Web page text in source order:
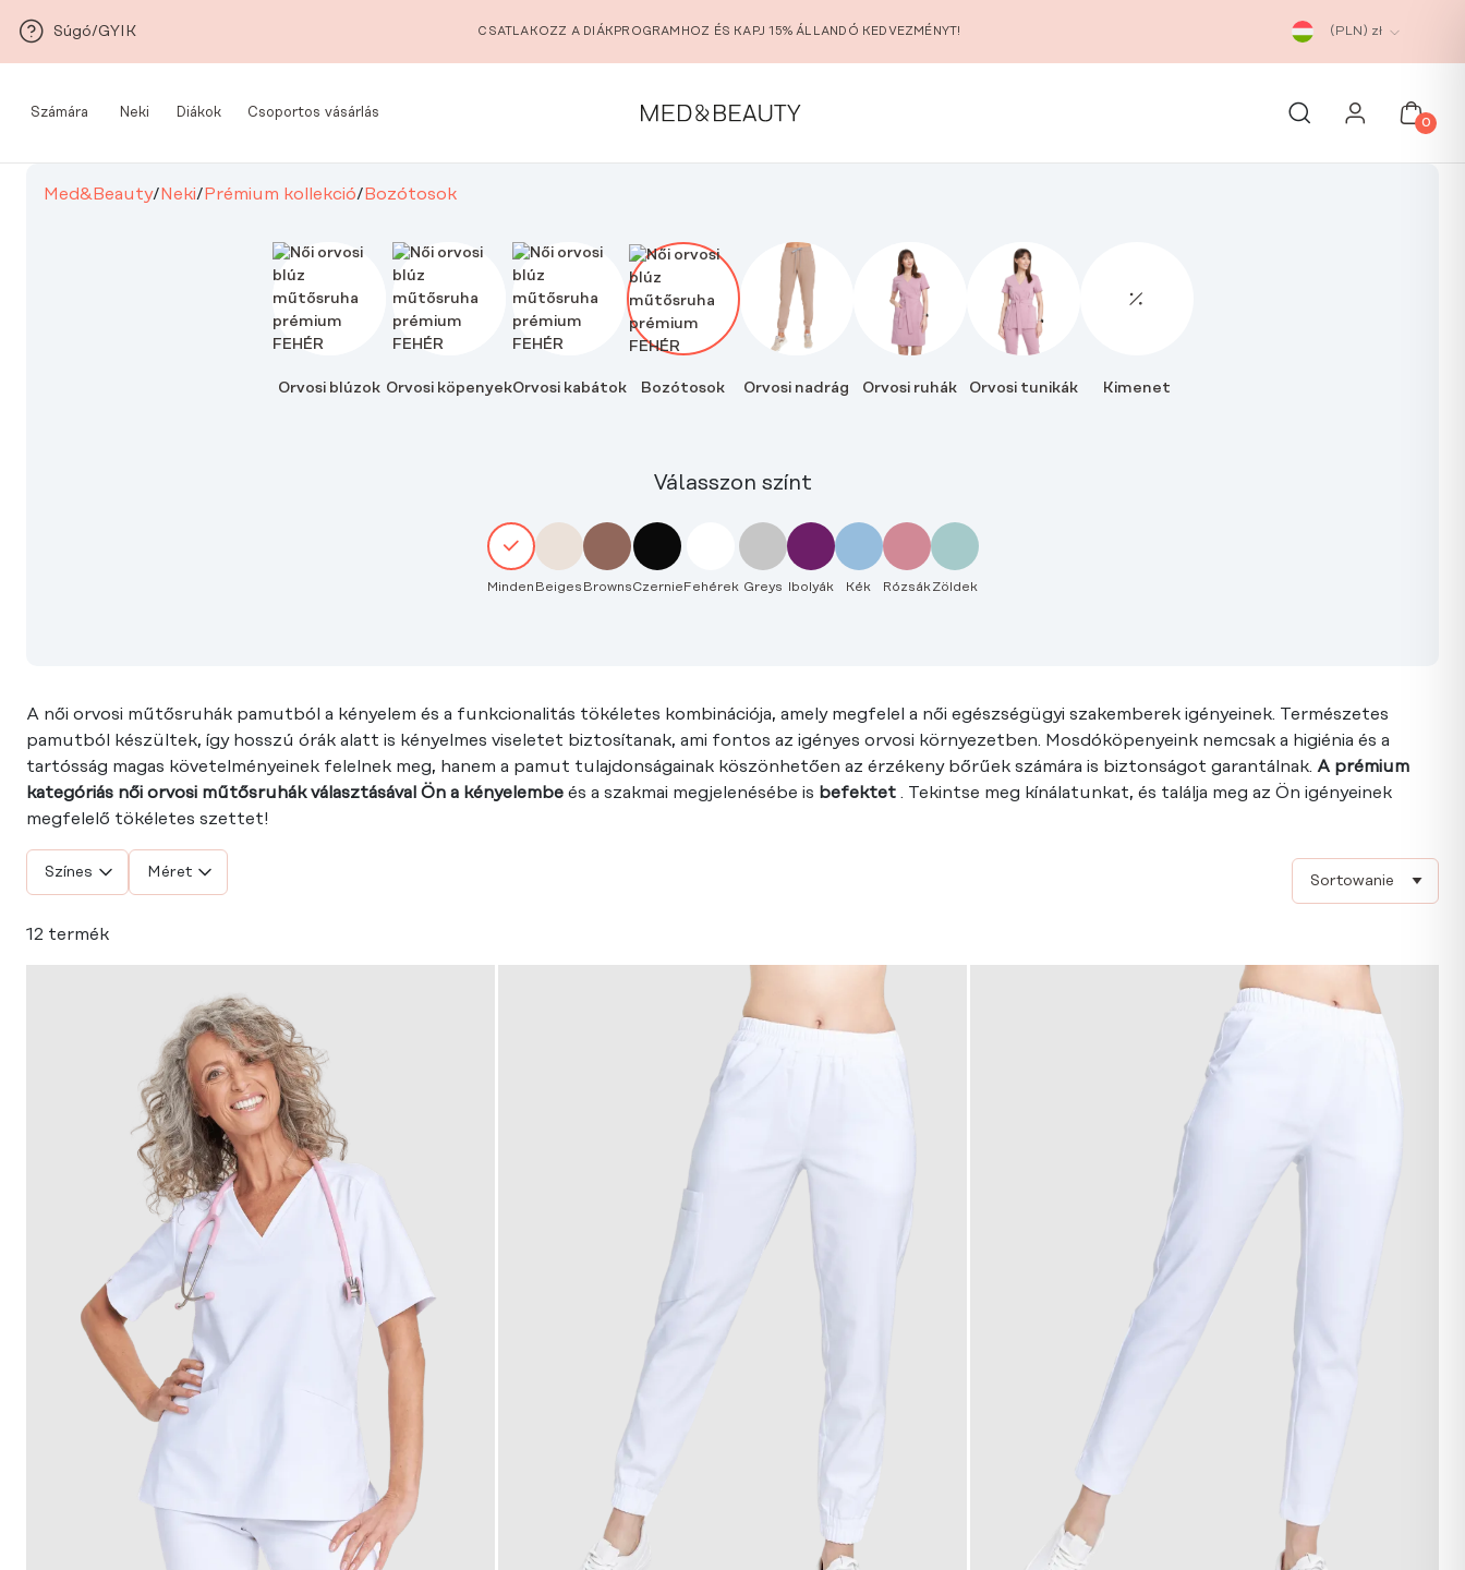
Súgó/GYIK CSATLAKOZZ A DIÁKPROGRAMHOZ ÉS KAPJ 15% ÁLLANDÓ KEDVEZMÉNYT! (PLN) zł
Számára Neki Diákok Csoportos vásárlás
0
Med&Beauty/Neki/Prémium kollekció/Bozótosok
Orvosi blúzok Orvosi köpenyekOrvosi kabátok Bozótosok Orvosi nadrág Orvosi ruhák Orvosi tunikák Kimenet
Válasszon színt
Minden Beiges BrownsCzernieFehérek Greys Ibolyák Kék RózsákZöldek
A női orvosi műtősruhák pamutból a kényelem és a funkcionalitás tökéletes kombinációja, amely megfelel a női egészségügyi szakemberek igényeinek. Természetes
pamutból készültek, így hosszú órák alatt is kényelmes viseletet biztosítanak, ami fontos az igényes orvosi környezetben. Mosdóköpenyeink nemcsak a higiénia és a
tartósság magas követelményeinek felelnek meg, hanem a pamut tulajdonságainak köszönhetően az érzékeny bőrűek számára is biztonságot garantálnak. A prémium
kategóriás női orvosi műtősruhák választásával Ön a kényelembe és a szakmai megjelenésébe is befektet . Tekintse meg kínálatunkat, és találja meg az Ön igényeinek
megfelelő tökéletes szettet!
Színes Méret Sort products
12 termék